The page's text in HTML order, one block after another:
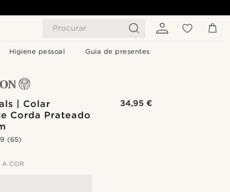
Procurar
Higiene pessoal Guia de presentes
| Colar
Corda Prateado
34,95 €
(65)
A COR